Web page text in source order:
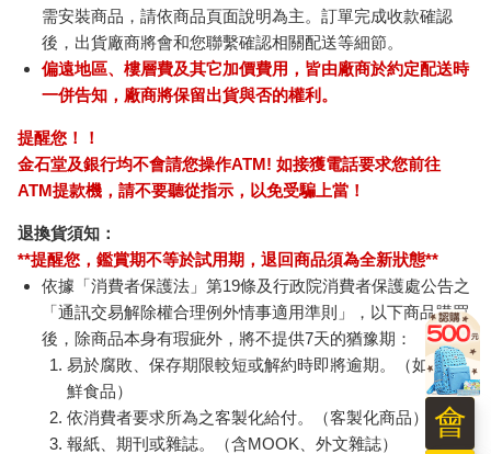
需安裝商品，請依商品頁面說明為主。訂單完成收款確認
後，出貨廠商將會和您聯繫確認相關配送等細節。
偏遠地區、樓層費及其它加價費用，皆由廠商於約定配送時
一併告知，廠商將保留出貨與否的權利。
提醒您！！
金石堂及銀行均不會請您操作ATM! 如接獲電話要求您前往
ATM提款機，請不要聽從指示，以免受騙上當！
退換貨須知：
**提醒您，鑑賞期不等於試用期，退回商品須為全新狀態**
依據「消費者保護法」第19條及行政院消費者保護處公告之
「通訊交易解除權合理例外情事適用準則」，以下商品購買
後，除商品本身有瑕疵外，將不提供7天的猶豫期：
易於腐敗、保存期限較短或解約時即將逾期。（如：生
鮮食品）
依消費者要求所為之客製化給付。（客製化商品）
報紙、期刊或雜誌。（含MOOK、外文雜誌）
會